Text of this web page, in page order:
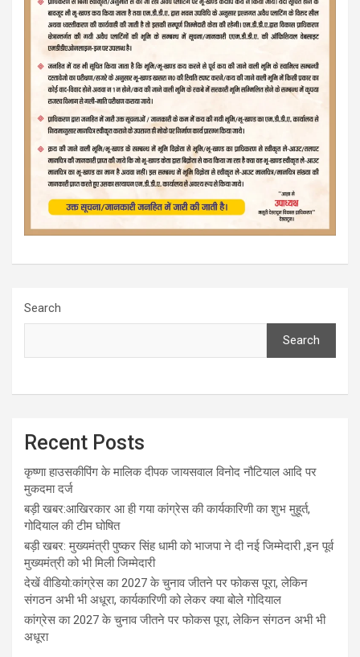
Search
Search
Recent Posts
कृष्णा हाउसकीपिंग के मालिक दीपक जायसवाल विनोद नौटियाल आदि पर
मुकदमा दर्ज
बड़ी खबर:आखिरकार आ ही गया कांग्रेस की कार्यकारिणी का शुभ मुहूर्त,
गोदियाल की टीम घोषित
बड़ी खबर: मुख्यमंत्री पुष्कर सिंह धामी को भाजपा ने दी नई जिम्मेदारी ,इन पूर्व
मुख्यमंत्री को भी मिली जिम्मेदारी
देखें वीडियो:कांग्रेस का 2027 के चुनाव जीतने पर फोकस पूरा, लेकिन
संगठन अभी भी अधूरा, कार्यकारिणी को लेकर क्या बोले गोदियाल
कांग्रेस का 2027 के चुनाव जीतने पर फोकस पूरा, लेकिन संगठन अभी भी
अधूरा